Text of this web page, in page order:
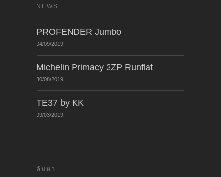
NEWS
PROFENDER Jumbo
04/09/2019
Michelin Primacy 3ZP Runflat
30/08/2019
TE37 by KK
09/03/2019
ค้นหา